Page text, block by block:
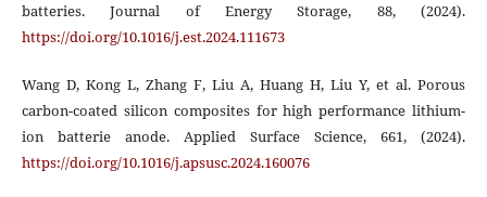
batteries. Journal of Energy Storage, 88, (2024).
https://doi.org/10.1016/j.est.2024.111673
Wang D, Kong L, Zhang F, Liu A, Huang H, Liu Y, et al. Porous
carbon-coated silicon composites for high performance lithium-
ion batterie anode. Applied Surface Science, 661, (2024).
https://doi.org/10.1016/j.apsusc.2024.160076